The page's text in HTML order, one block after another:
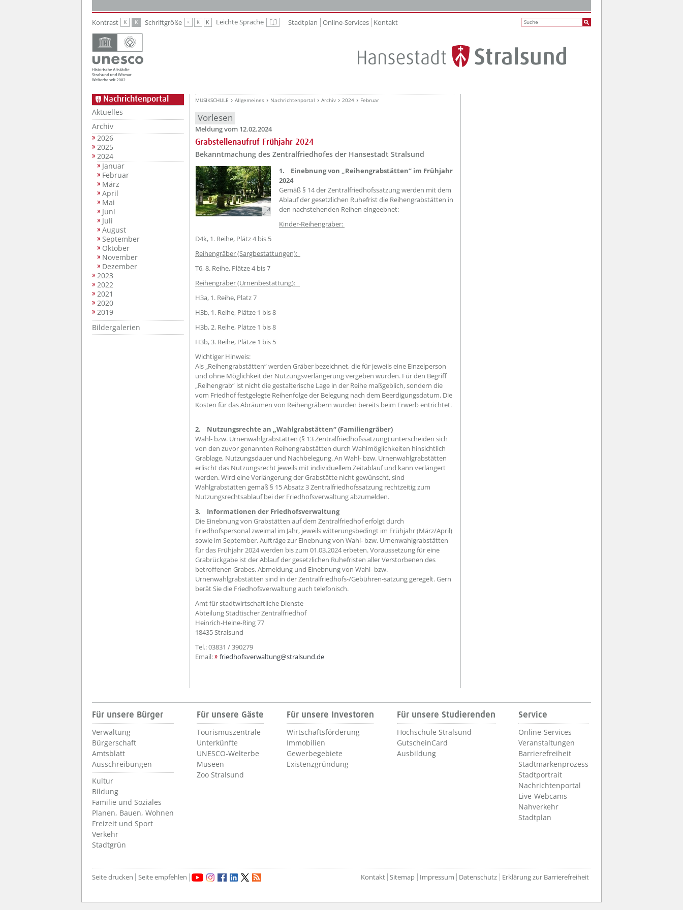
Kontrast K K Schriftgröße K K K Leichte Sprache Leichte Sprache
Stadtplan Online-Services Kontakt
Nachrichtenportal
Aktuelles
Archiv
2026
2025
2024
Januar
Februar
März
April
Mai
Juni
Juli
August
September
Oktober
November
Dezember
2023
2022
2021
2020
2019
Bildergalerien
MUSIKSCHULE Allgemeines Nachrichtenportal Archiv 2024 Februar
Vorlesen
Meldung vom 12.02.2024
Grabstellenaufruf Frühjahr 2024
Bekanntmachung des Zentralfriedhofes der Hansestadt Stralsund
??? absaetzeOben[1]/titel ???
1. Einebnung von „Reihengrabstätten“ im Frühjahr
2024
Gemäß § 14 der Zentralfriedhofssatzung werden mit dem
Ablauf der gesetzlichen Ruhefrist die Reihengrabstätten in
den nachstehenden Reihen eingeebnet:
Kinder-Reihengräber:
D4k, 1. Reihe, Plätz 4 bis 5
Reihengräber (Sargbestattungen):
T6, 8. Reihe, Plätze 4 bis 7
Reihengräber (Urnenbestattung):
H3a, 1. Reihe, Platz 7
H3b, 1. Reihe, Plätze 1 bis 8
H3b, 2. Reihe, Plätze 1 bis 8
H3b, 3. Reihe, Plätze 1 bis 5
Wichtiger Hinweis:
Als „Reihengrabstätten“ werden Gräber bezeichnet, die für jeweils eine Einzelperson
und ohne Möglichkeit der Nutzungsverlängerung vergeben wurden. Für den Begriff
„Reihengrab“ ist nicht die gestalterische Lage in der Reihe maßgeblich, sondern die
vom Friedhof festgelegte Reihenfolge der Belegung nach dem Beerdigungsdatum. Die
Kosten für das Abräumen von Reihengräbern wurden bereits beim Erwerb entrichtet.
2. Nutzungsrechte an „Wahlgrabstätten“ (Familiengräber)
Wahl- bzw. Urnenwahlgrabstätten (§ 13 Zentralfriedhofssatzung) unterscheiden sich
von den zuvor genannten Reihengrabstätten durch Wahlmöglichkeiten hinsichtlich
Grablage, Nutzungsdauer und Nachbelegung. An Wahl- bzw. Urnenwahlgrabstätten
erlischt das Nutzungsrecht jeweils mit individuellem Zeitablauf und kann verlängert
werden. Wird eine Verlängerung der Grabstätte nicht gewünscht, sind
Wahlgrabstätten gemäß § 15 Absatz 3 Zentralfriedhofssatzung rechtzeitig zum
Nutzungsrechtsablauf bei der Friedhofsverwaltung abzumelden.
3. Informationen der Friedhofsverwaltung
Die Einebnung von Grabstätten auf dem Zentralfriedhof erfolgt durch
Friedhofspersonal zweimal im Jahr, jeweils witterungsbedingt im Frühjahr (März/April)
sowie im September. Aufträge zur Einebnung von Wahl- bzw. Urnenwahlgrabstätten
für das Frühjahr 2024 werden bis zum 01.03.2024 erbeten. Voraussetzung für eine
Grabrückgabe ist der Ablauf der gesetzlichen Ruhefristen aller Verstorbenen des
betroffenen Grabes. Abmeldung und Einebnung von Wahl- bzw.
Urnenwahlgrabstätten sind in der Zentralfriedhofs-/Gebühren-satzung geregelt. Gern
berät Sie die Friedhofsverwaltung auch telefonisch.
Amt für stadtwirtschaftliche Dienste
Abteilung Städtischer Zentralfriedhof
Heinrich-Heine-Ring 77
18435 Stralsund
Tel.: 03831 / 390279
Email:
friedhofsverwaltung@stralsund.de
Für unsere Bürger
Verwaltung
Bürgerschaft
Amtsblatt
Ausschreibungen
Kultur
Bildung
Familie und Soziales
Planen, Bauen, Wohnen
Freizeit und Sport
Verkehr
Stadtgrün
Für unsere Gäste
Tourismuszentrale
Unterkünfte
UNESCO-Welterbe
Museen
Zoo Stralsund
Für unsere Investoren
Wirtschaftsförderung
Immobilien
Gewerbegebiete
Existenzgründung
Für unsere Studierenden
Hochschule Stralsund
GutscheinCard
Ausbildung
Service
Online-Services
Veranstaltungen
Barrierefreiheit
Stadtmarkenprozess
Stadtportrait
Nachrichtenportal
Live-Webcams
Nahverkehr
Stadtplan
Seite drucken Seite empfehlen Kontakt Sitemap Impressum Datenschutz Erklärung zur Barrierefreiheit